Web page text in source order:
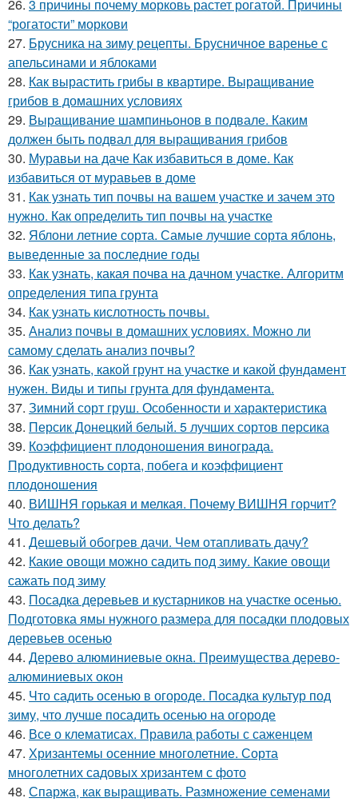
26. 3 причины почему морковь растет рогатой. Причины
“рогатости” моркови
27. Брусника на зиму рецепты. Брусничное варенье с
апельсинами и яблоками
28. Как вырастить грибы в квартире. Выращивание
грибов в домашних условиях
29. Выращивание шампиньонов в подвале. Каким
должен быть подвал для выращивания грибов
30. Муравьи на даче Как избавиться в доме. Как
избавиться от муравьев в доме
31. Как узнать тип почвы на вашем участке и зачем это
нужно. Как определить тип почвы на участке
32. Яблони летние сорта. Самые лучшие сорта яблонь,
выведенные за последние годы
33. Как узнать, какая почва на дачном участке. Алгоритм
определения типа грунта
34. Как узнать кислотность почвы.
35. Анализ почвы в домашних условиях. Можно ли
самому сделать анализ почвы?
36. Как узнать, какой грунт на участке и какой фундамент
нужен. Виды и типы грунта для фундамента.
37. Зимний сорт груш. Особенности и характеристика
38. Персик Донецкий белый. 5 лучших сортов персика
39. Коэффициент плодоношения винограда.
Продуктивность сорта, побега и коэффициент
плодоношения
40. ВИШНЯ горькая и мелкая. Почему ВИШНЯ горчит?
Что делать?
41. Дешевый обогрев дачи. Чем отапливать дачу?
42. Какие овощи можно садить под зиму. Какие овощи
сажать под зиму
43. Посадка деревьев и кустарников на участке осенью.
Подготовка ямы нужного размера для посадки плодовых
деревьев осенью
44. Дерево алюминиевые окна. Преимущества дерево-
алюминиевых окон
45. Что садить осенью в огороде. Посадка культур под
зиму, что лучше посадить осенью на огороде
46. Все о клематисах. Правила работы с саженцем
47. Хризантемы осенние многолетние. Сорта
многолетних садовых хризантем с фото
48. Спаржа, как выращивать. Размножение семенами